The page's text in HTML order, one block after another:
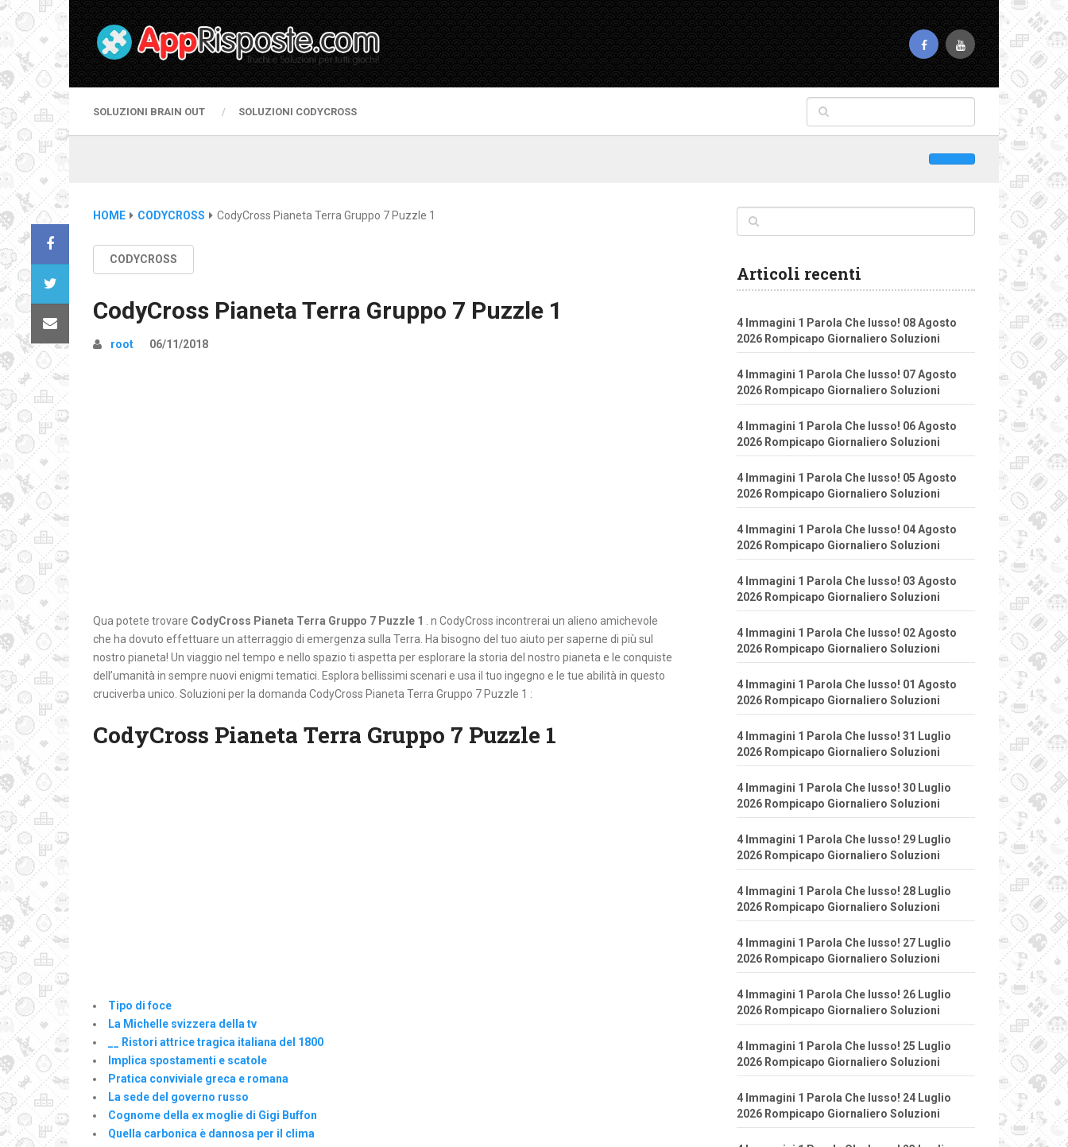
SOLUZIONI BRAIN OUT SOLUZIONI CODYCROSS
HOME CODYCROSS CodyCross Pianeta Terra Gruppo 7 Puzzle 1
CODYCROSS
CodyCross Pianeta Terra Gruppo 7 Puzzle 1
root 06/11/2018
Qua potete trovare CodyCross Pianeta Terra Gruppo 7 Puzzle 1
. n CodyCross incontrerai un alieno amichevole
che ha dovuto effettuare un atterraggio di emergenza sulla Terra. Ha bisogno del tuo aiuto per saperne di più sul
nostro pianeta! Un viaggio nel tempo e nello spazio ti aspetta per esplorare la storia del nostro pianeta e le conquiste
dell’umanità in sempre nuovi enigmi tematici. Esplora bellissimi scenari e usa il tuo ingegno e le tue abilità in questo
cruciverba unico. Soluzioni per la domanda CodyCross Pianeta Terra Gruppo 7 Puzzle 1 :
CodyCross Pianeta Terra Gruppo 7 Puzzle 1
Tipo di foce
La Michelle svizzera della tv
__ Ristori attrice tragica italiana del 1800
Implica spostamenti e scatole
Pratica conviviale greca e romana
La sede del governo russo
Cognome della ex moglie di Gigi Buffon
Quella carbonica è dannosa per il clima
Articoli recenti
4 Immagini 1 Parola Che lusso! 08 Agosto
2026 Rompicapo Giornaliero Soluzioni
4 Immagini 1 Parola Che lusso! 07 Agosto
2026 Rompicapo Giornaliero Soluzioni
4 Immagini 1 Parola Che lusso! 06 Agosto
2026 Rompicapo Giornaliero Soluzioni
4 Immagini 1 Parola Che lusso! 05 Agosto
2026 Rompicapo Giornaliero Soluzioni
4 Immagini 1 Parola Che lusso! 04 Agosto
2026 Rompicapo Giornaliero Soluzioni
4 Immagini 1 Parola Che lusso! 03 Agosto
2026 Rompicapo Giornaliero Soluzioni
4 Immagini 1 Parola Che lusso! 02 Agosto
2026 Rompicapo Giornaliero Soluzioni
4 Immagini 1 Parola Che lusso! 01 Agosto
2026 Rompicapo Giornaliero Soluzioni
4 Immagini 1 Parola Che lusso! 31 Luglio
2026 Rompicapo Giornaliero Soluzioni
4 Immagini 1 Parola Che lusso! 30 Luglio
2026 Rompicapo Giornaliero Soluzioni
4 Immagini 1 Parola Che lusso! 29 Luglio
2026 Rompicapo Giornaliero Soluzioni
4 Immagini 1 Parola Che lusso! 28 Luglio
2026 Rompicapo Giornaliero Soluzioni
4 Immagini 1 Parola Che lusso! 27 Luglio
2026 Rompicapo Giornaliero Soluzioni
4 Immagini 1 Parola Che lusso! 26 Luglio
2026 Rompicapo Giornaliero Soluzioni
4 Immagini 1 Parola Che lusso! 25 Luglio
2026 Rompicapo Giornaliero Soluzioni
4 Immagini 1 Parola Che lusso! 24 Luglio
2026 Rompicapo Giornaliero Soluzioni